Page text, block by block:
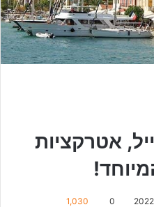
אטרקציות
0
1,030